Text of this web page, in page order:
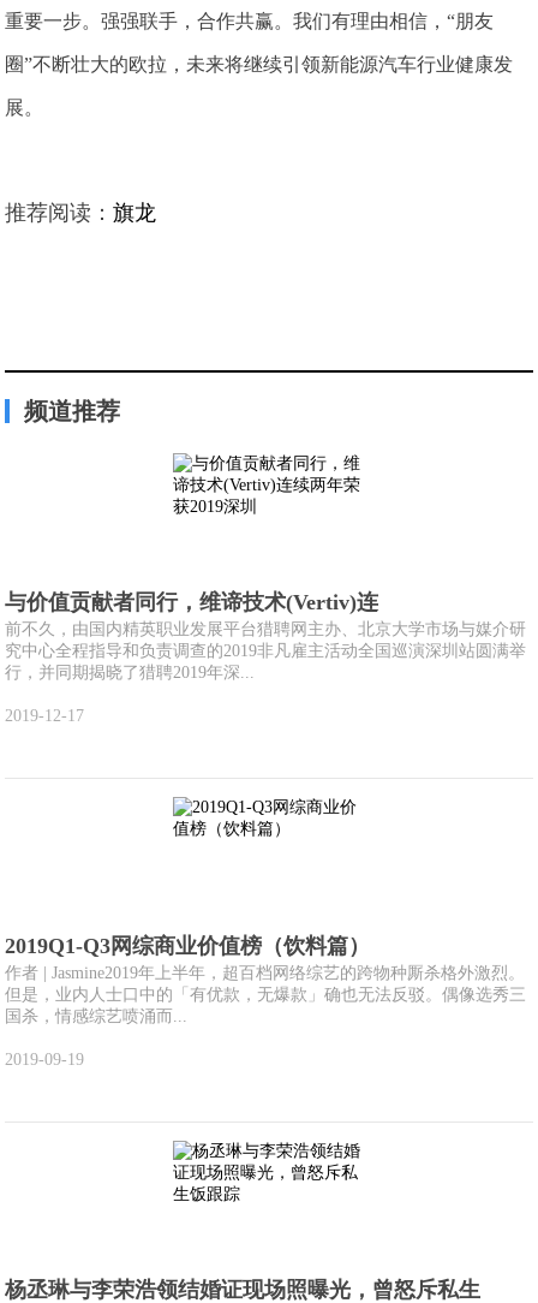
重要一步。强强联手，合作共赢。我们有理由相信，“朋友
圈”不断壮大的欧拉，未来将继续引领新能源汽车行业健康发
展。
推荐阅读：旗龙
频道推荐
与价值贡献者同行，维谛技术(Vertiv)连
前不久，由国内精英职业发展平台猎聘网主办、北京大学市场与媒介研
究中心全程指导和负责调查的2019非凡雇主活动全国巡演深圳站圆满举
行，并同期揭晓了猎聘2019年深...
2019-12-17
2019Q1-Q3网综商业价值榜（饮料篇）
作者 | Jasmine2019年上半年，超百档网络综艺的跨物种厮杀格外激烈。
但是，业内人士口中的「有优款，无爆款」确也无法反驳。偶像选秀三
国杀，情感综艺喷涌而...
2019-09-19
杨丞琳与李荣浩领结婚证现场照曝光，曾怒斥私生